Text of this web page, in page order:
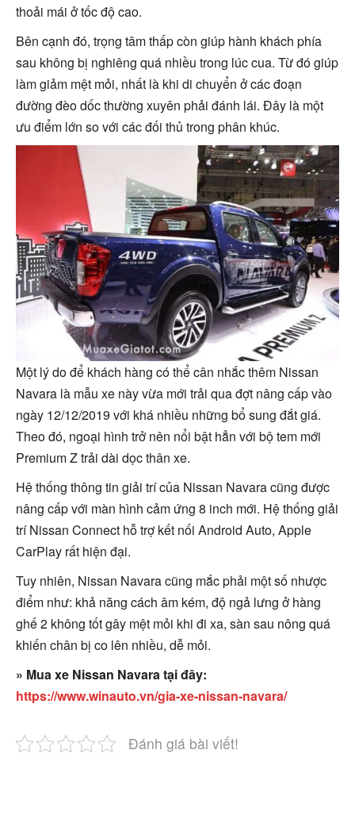
thoải mái ở tốc độ cao.
Bên cạnh đó, trọng tâm thấp còn giúp hành khách phía
sau không bị nghiêng quá nhiều trong lúc cua. Từ đó giúp
làm giảm mệt mỏi, nhất là khi di chuyển ở các đoạn
đường đèo dốc thường xuyên phải đánh lái. Đây là một
ưu điểm lớn so với các đối thủ trong phân khúc.
Một lý do để khách hàng có thể cân nhắc thêm Nissan
Navara là mẫu xe này vừa mới trải qua đợt nâng cấp vào
ngày 12/12/2019 với khá nhiều những bổ sung đắt giá.
Theo đó, ngoại hình trở nên nổi bật hẳn với bộ tem mới
Premium Z trải dài dọc thân xe.
Hệ thống thông tin giải trí của Nissan Navara cũng được
nâng cấp với màn hình cảm ứng 8 inch mới. Hệ thống giải
trí Nissan Connect hỗ trợ kết nối Android Auto, Apple
CarPlay rất hiện đại.
Tuy nhiên, Nissan Navara cũng mắc phải một số nhược
điểm như: khả năng cách âm kém, độ ngả lưng ở hàng
ghế 2 không tốt gây mệt mỏi khi đi xa, sàn sau nông quá
khiến chân bị co lên nhiều, dễ mỏi.
» Mua xe Nissan Navara tại đây:
https://www.winauto.vn/gia-xe-nissan-navara/
Đánh giá bài viết!